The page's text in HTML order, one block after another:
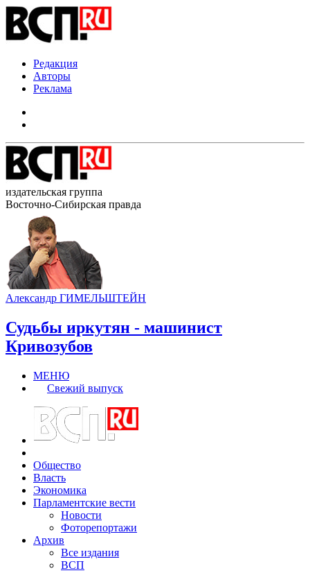
Редакция
Авторы
Реклама
издательская группа
Восточно-Сибирская правда
Александр ГИМЕЛЬШТЕЙН
Судьбы иркутян - машинист
Кривозубов
МЕНЮ
Свежий выпуск
Общество
Власть
Экономика
Парламентские вести
Новости
Фоторепортажи
Архив
Все издания
ВСП